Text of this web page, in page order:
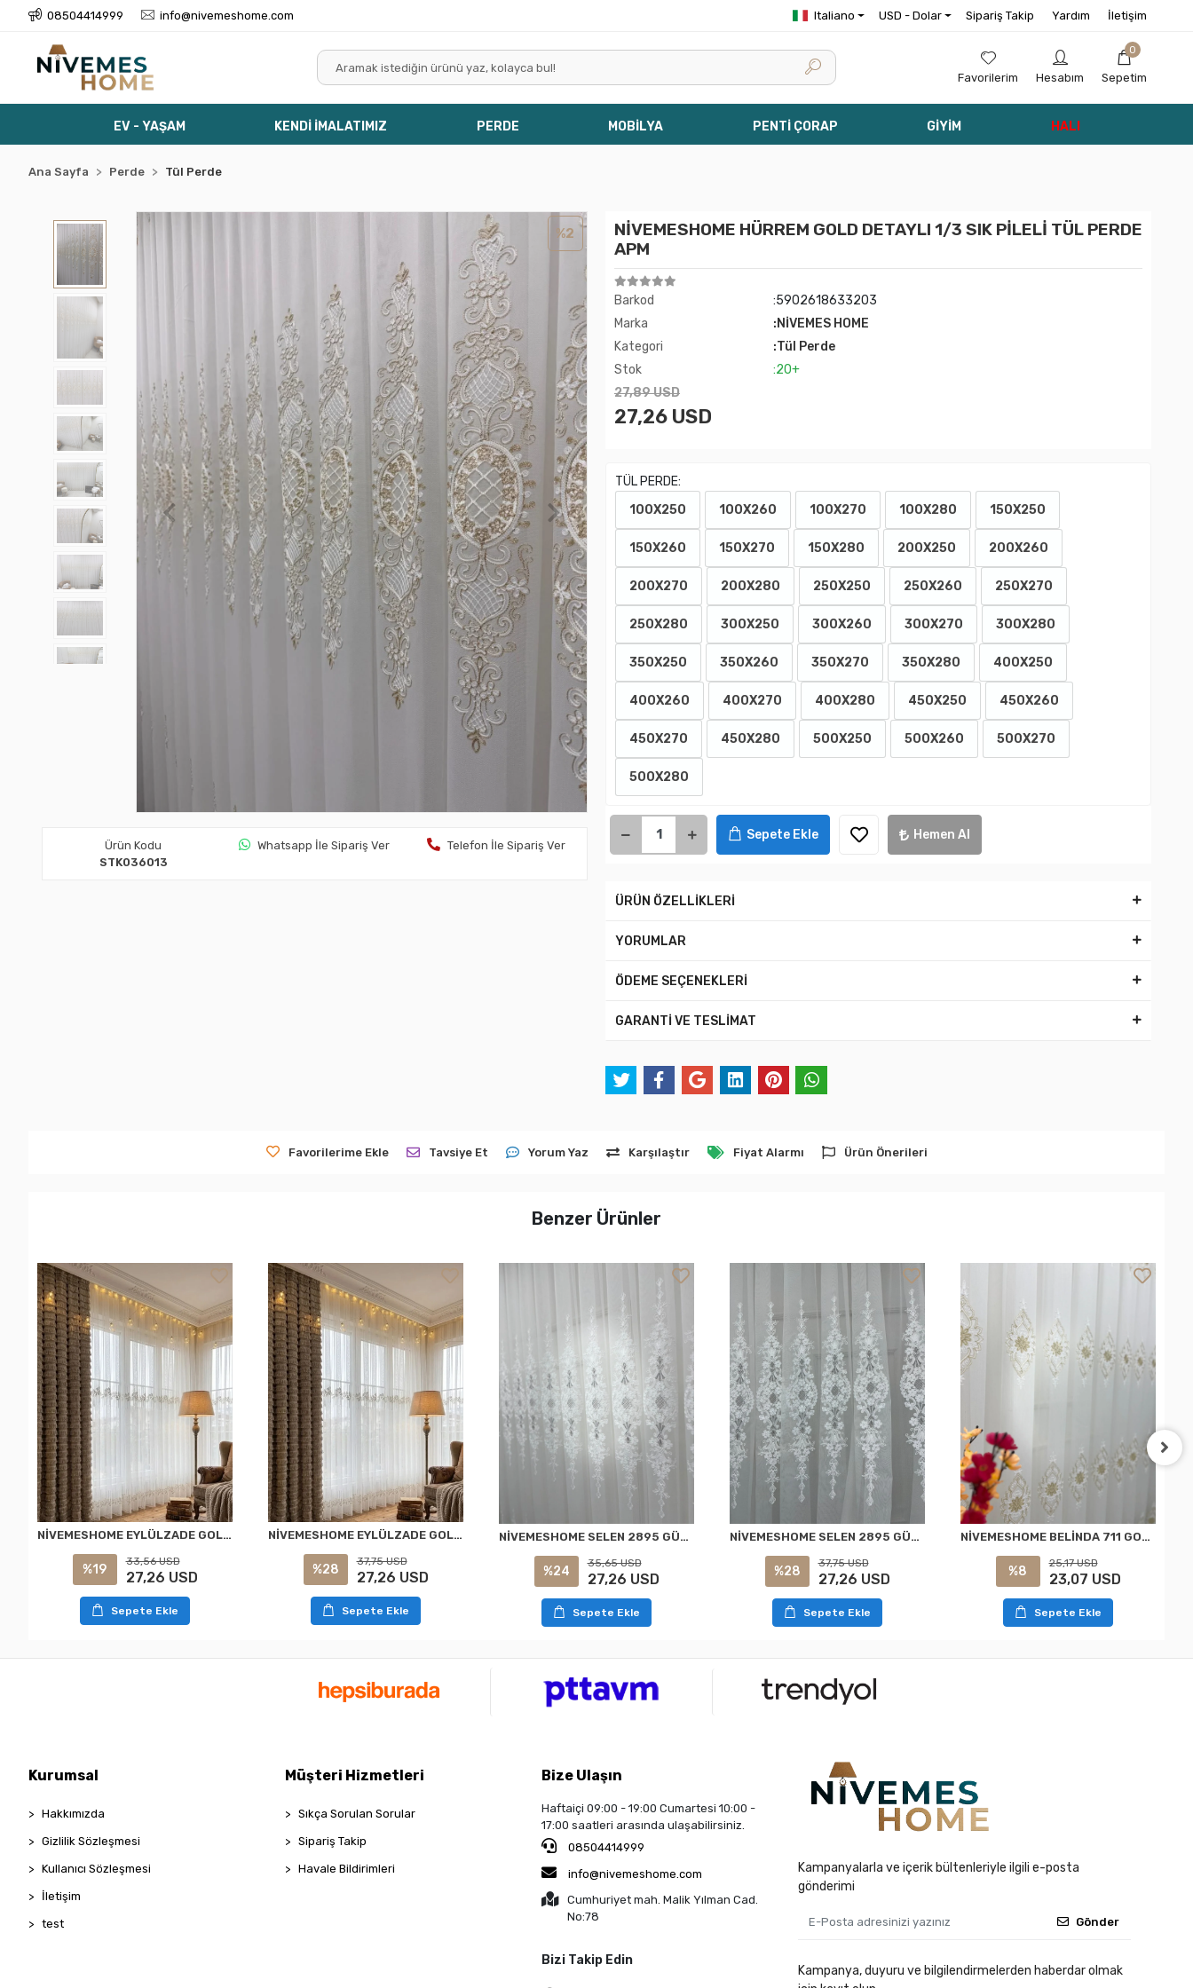
08504414999 info@nivemeshome.com Italiano USD - Dolar Sipariş Takip Yardım İletişim
Favorilerim Hesabım
0
Sepetim
EV - YAŞAM KENDİ İMALATIMIZ PERDE MOBİLYA PENTİ ÇORAP GİYİM HALI
Ana Sayfa Perde Tül Perde
%2
Ürün Kodu
STK036013
Whatsapp İle Sipariş Ver Telefon İle Sipariş Ver
NİVEMESHOME HÜRREM GOLD DETAYLI 1/3 SIK PİLELİ TÜL PERDE
APM
Barkod
:5902618633203
Marka
:NİVEMES HOME
Kategori
:Tül Perde
Stok
:20+
27,89 USD
27,26 USD
TÜL PERDE:
100X250
100X260 100X270 100X280 150X250
150X260 150X270 150X280 200X250 200X260
200X270 200X280 250X250 250X260 250X270
250X280 300X250 300X260 300X270 300X280
350X250 350X260 350X270 350X280 400X250
400X260 400X270 400X280 450X250 450X260
450X270 450X280 500X250 500X260 500X270
500X280
Sepete Ekle Hemen Al
ÜRÜN ÖZELLİKLERİ
YORUMLAR
ÖDEME SEÇENEKLERİ
GARANTİ VE TESLİMAT
Favorilerime Ekle Tavsiye Et Yorum Yaz Karşılaştır Fiyat Alarmı Ürün Önerileri
Benzer Ürünler
NİVEMESHOME EYLÜLZADE GOLD DETAY 1/2,5 PİLELİ TÜL PERDE APM
%19
33,56 USD
27,26 USD
Sepete Ekle
NİVEMESHOME EYLÜLZADE GOLD DETAY 1/3 PİLELİ TÜL PERDE APM
%28
37,75 USD
27,26 USD
Sepete Ekle
NİVEMESHOME SELEN 2895 GÜMÜŞ 1/2,5 PİLELİ TÜL PERDE APM
%24
35,65 USD
27,26 USD
Sepete Ekle
NİVEMESHOME SELEN 2895 GÜMÜŞ 1/3 PİLELİ TÜL PERDE APM
%28
37,75 USD
27,26 USD
Sepete Ekle
NİVEMESHOME BELİNDA 711 GOLD 1/2,5 PİLELİ TÜL PERDE APM
%8
25,17 USD
23,07 USD
Sepete Ekle
Kurumsal
Hakkımızda
Gizlilik Sözleşmesi
Kullanıcı Sözleşmesi
İletişim
test
Müşteri Hizmetleri
Sıkça Sorulan Sorular
Sipariş Takip
Havale Bildirimleri
Bize Ulaşın
Haftaiçi 09:00 - 19:00 Cumartesi 10:00 -
17:00 saatleri arasında ulaşabilirsiniz.
08504414999
info@nivemeshome.com
Cumhuriyet mah. Malik Yılman Cad.
No:78
Bizi Takip Edin
Kampanyalarla ve içerik bültenleriyle ilgili e-posta
gönderimi
Gönder
Kampanya, duyuru ve bilgilendirmelerden haberdar olmak